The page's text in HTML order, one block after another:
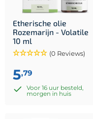
Etherische olie
Rozemarijn - Volatile
10 ml
(0 Reviews)
5,79
Voor 16 uur besteld,
morgen in huis